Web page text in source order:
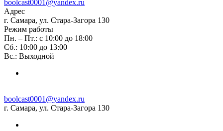
boolcast0001@yandex.ru
Адрес
г. Самара, ул. Стара-Загора 130
Режим работы
Пн. – Пт.: с 10:00 до 18:00
Сб.: 10:00 до 13:00
Вс.: Выходной
boolcast0001@yandex.ru
г. Самара, ул. Стара-Загора 130